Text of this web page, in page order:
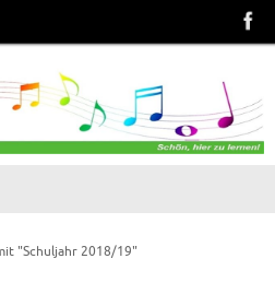
"Schuljahr 2018/19"